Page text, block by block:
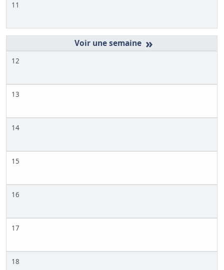
11
»
12
13
14
15
16
17
18